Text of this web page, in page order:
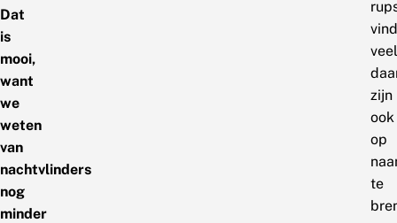
Dat
is
mooi,
want
we
weten
van
nachtvlinders
nog
minder
veel
zijn
ook
op
te